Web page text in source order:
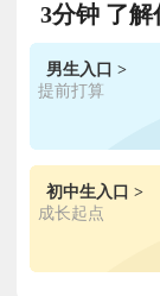
3分钟 了
男生入口 >
提前打算
初中生入口 >
成长起点
金典
林** 金鼎大
陈** 时尚西
金领